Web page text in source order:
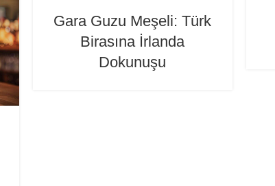
Gara Guzu Meşeli: Türk
Birasına İrlanda
Dokunuşu